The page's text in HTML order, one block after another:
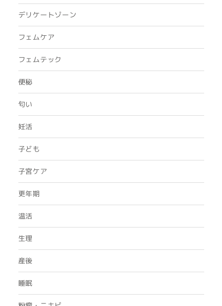
デリケートゾーン
フェムケア
フェムテック
便秘
匂い
妊活
子ども
子宮ケア
更年期
温活
生理
産後
睡眠